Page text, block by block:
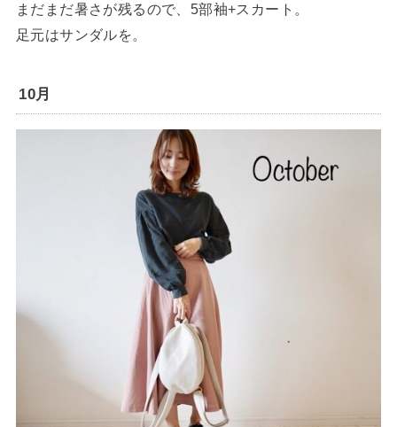
まだまだ暑さが残るので、5部袖+スカート。
足元はサンダルを。
10月